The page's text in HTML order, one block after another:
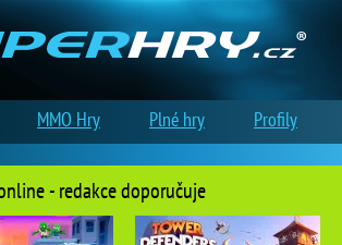
- redakce doporučuje
MMO Hry Plné hry Profily